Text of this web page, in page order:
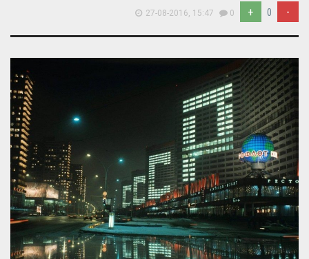
27-08-2016, 15:47
0 + 0 -